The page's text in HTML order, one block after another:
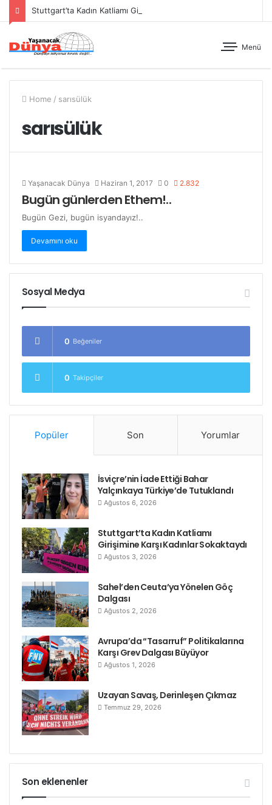
Menü
Home / sarısülük
sarısülük
Yaşanacak Dünya Haziran 1, 2017 0 2.832
Bugün günlerden Ethem!..
Bugün Gezi, bugün isyandayız!..
Devamını oku
Sosyal Medya
0 Beğeniler
0 Takipçiler
Popüler Son Yorumlar
İsviçre’nin İade Ettiği Bahar
Yalçınkaya Türkiye’de Tutuklandı
Ağustos 6, 2026
Stuttgart’ta Kadın Katliamı
Girişimine Karşı Kadınlar Sokaktaydı
Ağustos 3, 2026
Sahel’den Ceuta’ya Yönelen Göç
Dalgası
Ağustos 2, 2026
Avrupa’da “Tasarruf” Politikalarına
Karşı Grev Dalgası Büyüyor
Ağustos 1, 2026
Uzayan Savaş, Derinleşen Çıkmaz
Temmuz 29, 2026
Son eklenenler